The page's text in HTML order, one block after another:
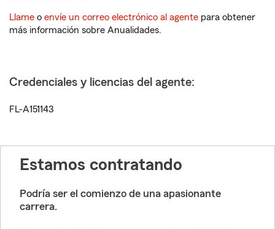
Llame o envíe un correo electrónico al agente para obtener
más información sobre Anualidades.
Credenciales y licencias del agente:
FL-A151143
Estamos contratando
Podría ser el comienzo de una apasionante
carrera.